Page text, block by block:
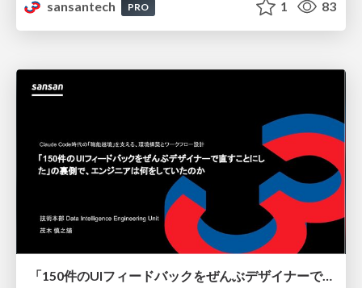
sansantech
PRO 1 83
「150件のUIフィードバックをぜんぶデザイナーで直すことにした」の裏側で、エンジニアは何をしていたのか